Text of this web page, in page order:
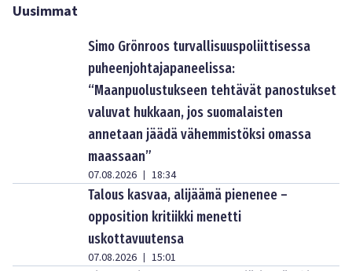
Uusimmat
Simo Grönroos turvallisuuspoliittisessa
puheenjohtajapaneelissa:
“Maanpuolustukseen tehtävät panostukset
valuvat hukkaan, jos suomalaisten
annetaan jäädä vähemmistöksi omassa
maassaan”
07.08.2026 | 18:34
Talous kasvaa, alijäämä pienenee –
opposition kritiikki menetti
uskottavuutensa
07.08.2026 | 15:01